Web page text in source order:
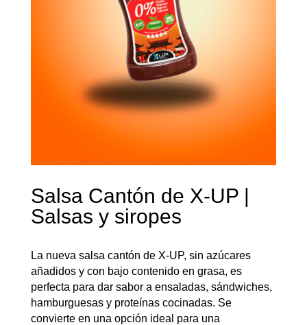
Salsa Cantón de X-UP |
Salsas y siropes
La nueva salsa cantón de X-UP, sin azúcares
añadidos y con bajo contenido en grasa, es
perfecta para dar sabor a ensaladas, sándwiches,
hamburguesas y proteínas cocinadas. Se
convierte en una opción ideal para una